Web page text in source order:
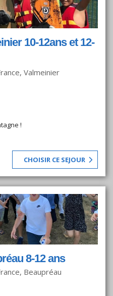
10-12ans et 12-
Valmeinier
!
CHOISIR CE SEJOUR
8-12 ans
Beaupréau